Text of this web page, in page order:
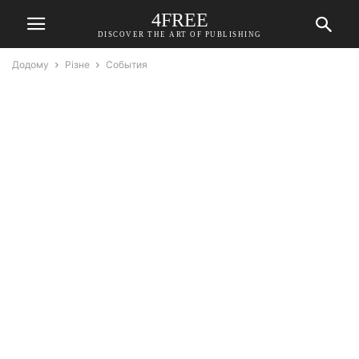
4FREE
DISCOVER THE ART OF PUBLISHING
Додому Різне События